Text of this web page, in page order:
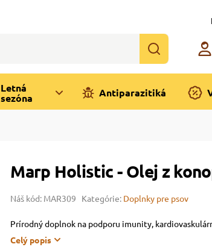
Letná
sezóna
Antiparazitiká
Marp Holistic - Olej z
Náš kód: MAR309 Kategórie: Doplnky pre psov
Prírodný doplnok na podporu imunity,
Celý popis